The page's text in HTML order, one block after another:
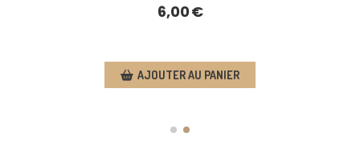
6,00
AJOUTER AU PANIER